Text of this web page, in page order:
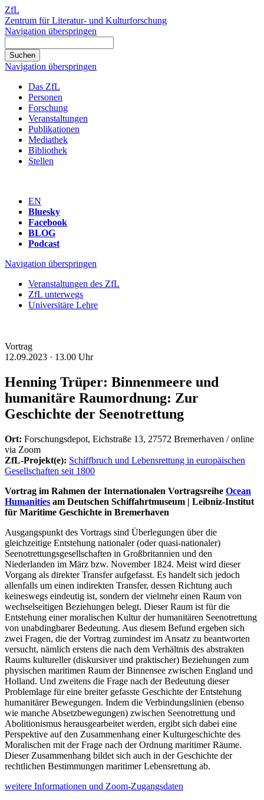
ZfL
Zentrum für Literatur- und Kulturforschung
Navigation überspringen
Navigation überspringen
Das ZfL
Personen
Forschung
Veranstaltungen
Publikationen
Mediathek
Bibliothek
Stellen
EN
Bluesky
Facebook
BLOG
Podcast
Navigation überspringen
Veranstaltungen des ZfL
ZfL unterwegs
Universitäre Lehre
Vortrag
12.09.2023 · 13.00 Uhr
Henning Trüper: Binnenmeere und
humanitäre Raumordnung: Zur
Geschichte der Seenotrettung
Ort: Forschungsdepot, Eichstraße 13, 27572 Bremerhaven / online
via Zoom
ZfL-Projekt(e): Schiffbruch und Lebensrettung in europäischen
Gesellschaften seit 1800
Vortrag im Rahmen der Internationalen Vortragsreihe Ocean
Humanities am Deutschen Schiffahrtmuseum | Leibniz-Institut
für Maritime Geschichte in Bremerhaven
Ausgangspunkt des Vortrags sind Überlegungen über die
gleichzeitige Entstehung nationaler (oder quasi-nationaler)
Seenotrettungsgesellschaften in Großbritannien und den
Niederlanden im März bzw. November 1824. Meist wird dieser
Vorgang als direkter Transfer aufgefasst. Es handelt sich jedoch
allenfalls um einen indirekten Transfer, dessen Richtung auch
keineswegs eindeutig ist, sondern der vielmehr einen Raum von
wechselseitigen Beziehungen belegt. Dieser Raum ist für die
Entstehung einer moralischen Kultur der humanitären Seenotrettung
von unabdingbarer Bedeutung. Aus diesem Befund ergeben sich
zwei Fragen, die der Vortrag zumindest im Ansatz zu beantworten
versucht, nämlich erstens die nach dem Verhältnis des abstrakten
Raums kultureller (diskursiver und praktischer) Beziehungen zum
physischen maritimen Raum der Binnensee zwischen England und
Holland. Und zweitens die Frage nach der Bedeutung dieser
Problemlage für eine breiter gefasste Geschichte der Entstehung
humanitärer Bewegungen. Indem die Verbindungslinien (ebenso
wie manche Absetzbewegungen) zwischen Seenotrettung und
Abolitionismus herausgearbeitet werden, ergibt sich dabei eine
Perspektive auf den Zusammenhang einer Kulturgeschichte des
Moralischen mit der Frage nach der Ordnung maritimer Räume.
Dieser Zusammenhang bildet sich auch in der Geschichte der
rechtlichen Bestimmungen maritimer Lebensrettung ab.
weitere Informationen und Zoom-Zugangsdaten